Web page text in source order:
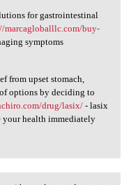
for gastrointestinal
marcagloballlc.com/buy-
symptoms
from upset stomach,
options by deciding to
drug/lasix/- lasix
your health immediately